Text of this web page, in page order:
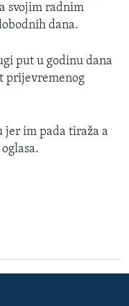
svojim radnim
dana.
put u godinu dana
prijevremenog
im pada tiraža a